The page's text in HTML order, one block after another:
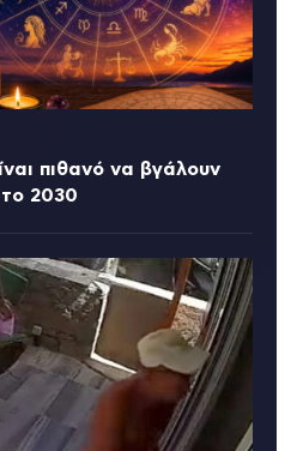
πιθανό να βγάλουν
2030